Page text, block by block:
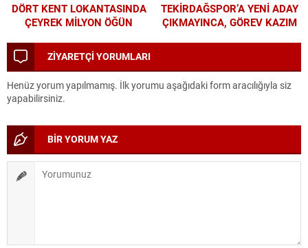
DÖRT KENT LOKANTASINDA
ÇEYREK MİLYON ÖĞÜN
TEKİRDAĞSPOR’A YENİ ADAY
ÇIKMAYINCA, GÖREV KAZIM
ZİYARETÇİ YORUMLARI
Henüz yorum yapılmamış. İlk yorumu aşağıdaki form aracılığıyla siz
yapabilirsiniz.
BİR YORUM YAZ